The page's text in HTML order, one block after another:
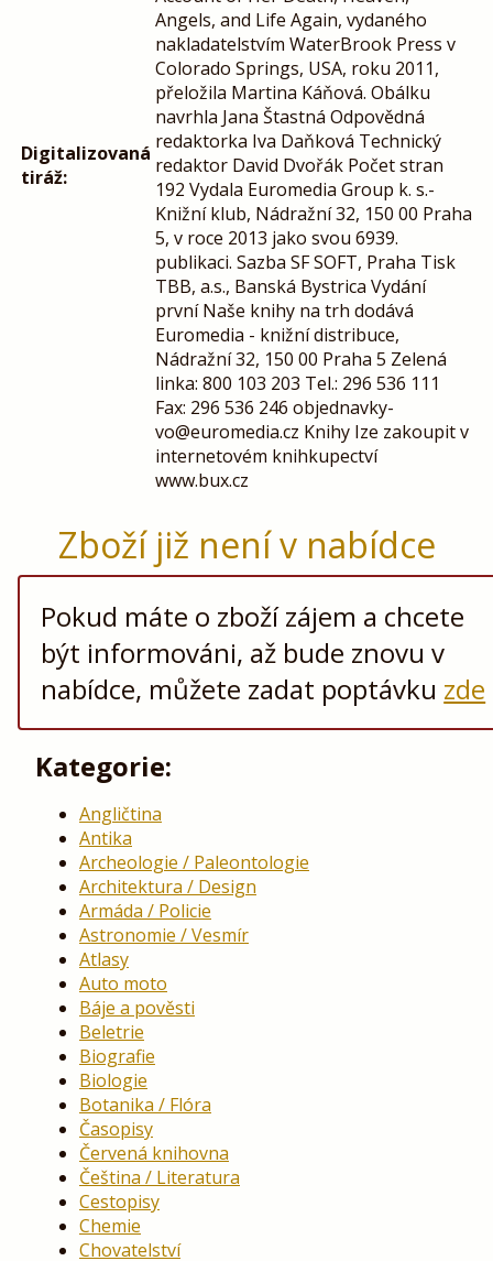
Digitalizovaná
tiráž:
Angels, and Life Again, vydaného
nakladatelstvím WaterBrook Press v
Colorado Springs, USA, roku 2011,
přeložila Martina Káňová. Obálku
navrhla Jana Štastná Odpovědná
redaktorka Iva Daňková Technický
redaktor David Dvořák Počet stran
192 Vydala Euromedia Group k. s.-
Knižní klub, Nádražní 32, 150 00 Praha
5, v roce 2013 jako svou 6939.
publikaci. Sazba SF SOFT, Praha Tisk
TBB, a.s., Banská Bystrica Vydání
první Naše knihy na trh dodává
Euromedia - knižní distribuce,
Nádražní 32, 150 00 Praha 5 Zelená
linka: 800 103 203 Tel.: 296 536 111
Fax: 296 536 246 objednavky-
vo@euromedia.cz Knihy Ize zakoupit v
internetovém knihkupectví
www.bux.cz
Zboží již není v nabídce
Pokud máte o zboží zájem a chcete
být informováni, až bude znovu v
nabídce, můžete zadat poptávku zde
Kategorie:
Angličtina
Antika
Archeologie / Paleontologie
Architektura / Design
Armáda / Policie
Astronomie / Vesmír
Atlasy
Auto moto
Báje a pověsti
Beletrie
Biografie
Biologie
Botanika / Flóra
Časopisy
Červená knihovna
Čeština / Literatura
Cestopisy
Chemie
Chovatelství